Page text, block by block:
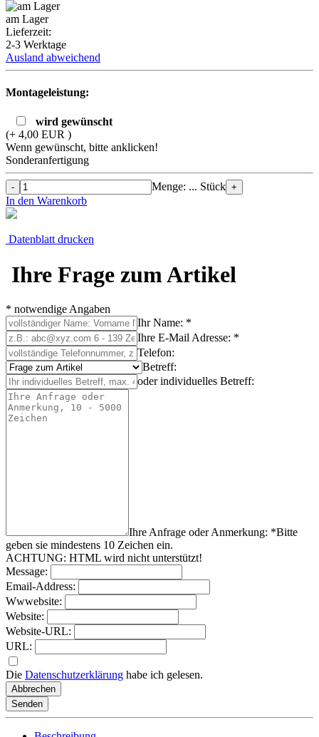
am Lager
Lieferzeit:
2-3 Werktage
Ausland abweichend
Montageleistung:
wird gewünscht
(+ 4,00 EUR )
Wenn gewünscht, bitte anklicken!
Sonderanfertigung
- Menge: ... Stück +
In den Warenkorb
Datenblatt drucken
Ihre Frage zum Artikel
* notwendige Angaben
Ihr Name: *
Ihre E-Mail Adresse: *
Telefon:
Betreff:
oder individuelles Betreff:
Ihre Anfrage oder Anmerkung: *Bitte
geben sie mindestens 10 Zeichen ein.
ACHTUNG: HTML wird nicht unterstützt!
Message:
Email-Address:
Wwwebsite:
Website:
Website-URL:
URL:
Die Datenschutzerklärung habe ich gelesen.
Abbrechen
Senden